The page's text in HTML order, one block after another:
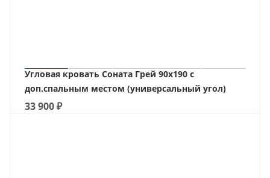
Угловая кровать Соната Грей 90х190 с
доп.спальным местом (универсальный угол)
33 900₽